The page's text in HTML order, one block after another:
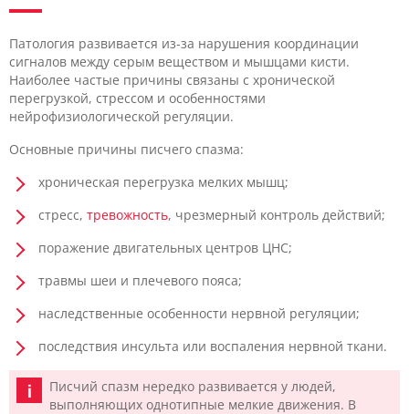
Патология развивается из-за нарушения координации
сигналов между серым веществом и мышцами кисти.
Наиболее частые причины связаны с хронической
перегрузкой, стрессом и особенностями
нейрофизиологической регуляции.
Основные причины писчего спазма:
хроническая перегрузка мелких мышц;
стресс, тревожность, чрезмерный контроль действий;
поражение двигательных центров ЦНС;
травмы шеи и плечевого пояса;
наследственные особенности нервной регуляции;
последствия инсульта или воспаления нервной ткани.
Писчий спазм нередко развивается у людей,
выполняющих однотипные мелкие движения. В